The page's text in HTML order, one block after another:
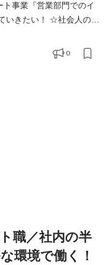
事業『営業部門でのイ
”のご案内をお願いしま
0
職／社内の半
環境で働く！